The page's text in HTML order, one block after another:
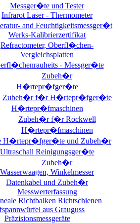
Messger�te und Tester
Infrarot Laser - Thermometer
and Feuchtigkeitsmessger�t
Werks-Kalibrierzertifikat
Refractometer, Oberfl�chen-
Vergleichsplatten
- Messger�te
Zubeh�r
H�rtepr�fger�te
Zubeh�r f�r H�rtepr�fger�te
H�rtepr�fmaschinen
Zubeh�r f�r Rockwell
H�rtepr�fmaschinen
H�rtepr�fger�te und Zubeh�r
Ultraschall Reinigungsger�te
Zubeh�r
Wasserwaagen, Winkelmesser
Datenkabel und Zubeh�r
Messwerterfassung
Richtbalken Richtschienen
aus Grauguss
Präzisionsmessgeräte